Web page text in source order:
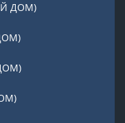
ДОМ)